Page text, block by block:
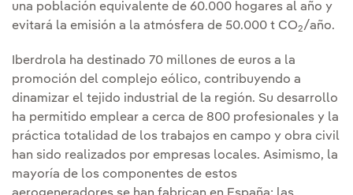
una población equivalente de 60.000 hogares al año y
evitará la emisión a la atmósfera de 50.000 t CO2/año.
Iberdrola ha destinado 70 millones de euros a la
promoción del complejo eólico, contribuyendo a
dinamizar el tejido industrial de la región. Su desarrollo
ha permitido emplear a cerca de 800 profesionales y la
práctica totalidad de los trabajos en campo y obra civil
han sido realizados por empresas locales. Asimismo, la
mayoría de los componentes de estos